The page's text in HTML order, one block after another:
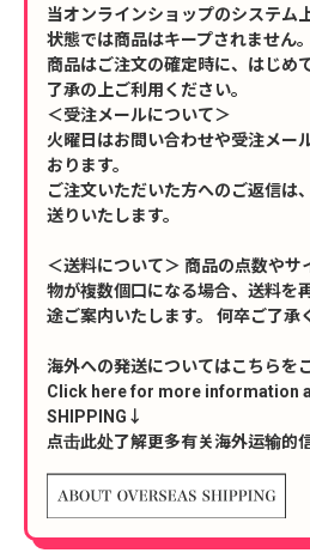
当オンラインショップのシステム
状態では商品はキープされません。
商品はご注文の確定時に、はじめ
了承の上ご利用ください。
＜受注メールについて＞
火曜日はお問い合わせや受注メー
おります。
ご注文いただいた方へのご返信は
送りいたします。
＜送料について＞ 商品の点数やサ
物が複数個口になる場合、送料を
途ご案内いたします。 何卒ご了承
海外への発送についてはこちらを
Click here for more information
SHIPPING↓
点击此处了解更多有关海外运输的